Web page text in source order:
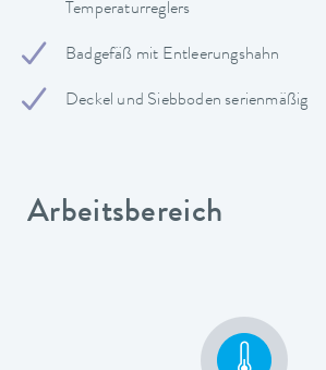
Temperaturreglers
Badgefäß mit Entleerungshahn
Deckel und Siebboden serienmäßig
Arbeitsbereich